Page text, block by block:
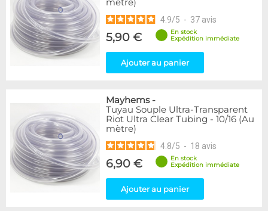
mètre)
4.9/5 - 37 avis
5,90 €
En stock
Expédition immédiate
Ajouter au panier
Mayhems-
Tuyau Souple Ultra-Transparent
Riot Ultra Clear Tubing - 10/16 (Au
mètre)
4.8/5 - 18 avis
6,90 €
En stock
Expédition immédiate
Ajouter au panier